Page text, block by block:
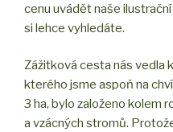
cenu uvádět naše
si lehce vyhledáte.
Zážitková cesta nás vedla
kterého jsme aspoň na
3 ha, bylo založeno kolem
a vzácných stromů.